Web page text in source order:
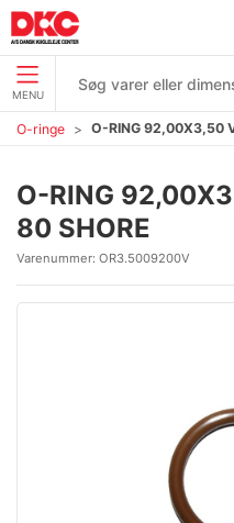
MENU
O-ringe O-RING 92,00X3,50
O-RING
80 SHORE
Varenummer: OR3.5009200V